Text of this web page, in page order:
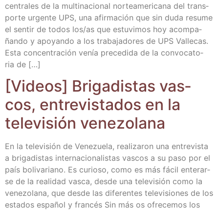
cen­tra­les de la mul­ti­na­cio­nal nor­te­ame­ri­ca­na del trans­
por­te urgen­te UPS, una afir­ma­ción que sin duda resu­me
el sen­tir de todos los/​as que estu­vi­mos hoy acom­pa­
ñan­do y apo­yan­do a los tra­ba­ja­do­res de UPS Valle­cas.
Esta con­cen­tra­ción venía pre­ce­di­da de la con­vo­ca­to­
ria de […]
[Videos] Bri­ga­dis­tas vas­
cos, entre­vis­ta­dos en la
tele­vi­sión venezolana
En la tele­vi­sión de Vene­zue­la, rea­li­za­ron una entre­vis­ta
a bri­ga­dis­tas inter­na­cio­na­lis­tas vas­cos a su paso por el
país boli­va­riano. Es curio­so, como es más fácil ente­rar­
se de la reali­dad vas­ca, des­de una tele­vi­sión como la
vene­zo­la­na, que des­de las dife­ren­tes tele­vi­sio­nes de los
esta­dos espa­ñol y fran­cés Sin más os ofre­ce­mos los